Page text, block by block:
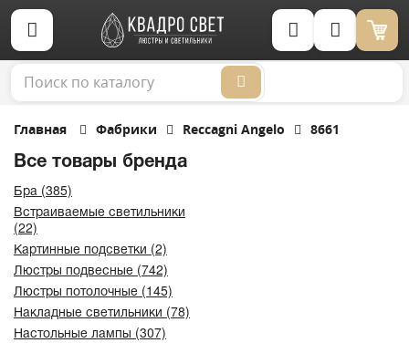
Корзина (0)
Главная Фабрики Reccagni Angelo 8661
Все товары бренда
Бра (385)
Встраиваемые светильники
(22)
Картинные подсветки (2)
Люстры подвесные (742)
Люстры потолочные (145)
Накладные светильники (78)
Настольные лампы (307)